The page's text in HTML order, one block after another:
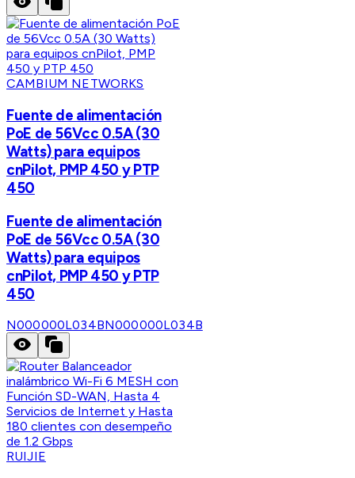
CAMBIUM NETWORKS
Fuente de alimentación
PoE de 56Vcc 0.5A (30
Watts) para equipos
cnPilot, PMP 450 y PTP
450
Fuente de alimentación
PoE de 56Vcc 0.5A (30
Watts) para equipos
cnPilot, PMP 450 y PTP
450
N000000L034BN000000L034B
RUIJIE